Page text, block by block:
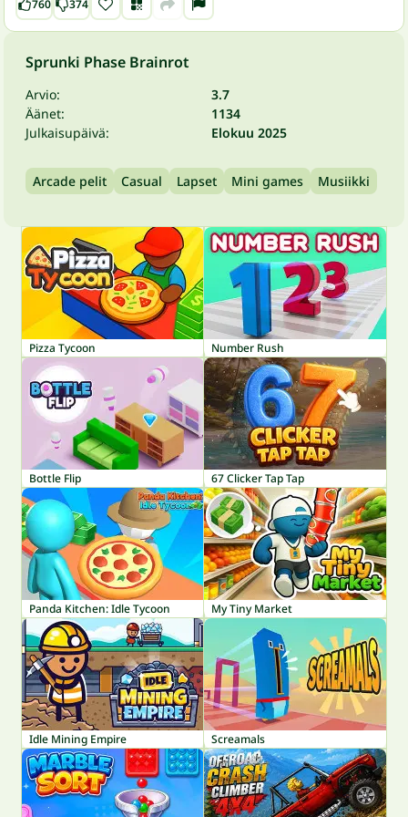
760 374
Sprunki Phase Brainrot
Arvio:
3.7
Äänet:
1134
Julkaisupäivä:
Elokuu 2025
Arcade pelit Casual Lapset Mini games Musiikki
Pizza Tycoon Number Rush
Bottle Flip 67 Clicker Tap Tap
Panda Kitchen: Idle Tycoon My Tiny Market
Idle Mining Empire Screamals